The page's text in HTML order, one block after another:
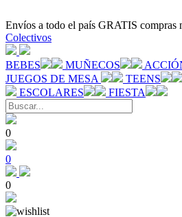
Envíos a todo el país GRATIS compras
Colectivos
BEBES MUÑECOS
JUEGOS DE MESA
TEENS
ESCOLARES
FIESTA
0
0
0